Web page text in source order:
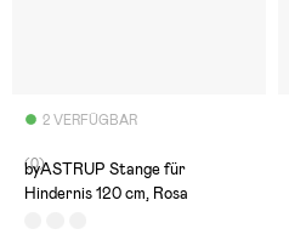
2 VERFÜGBAR
(0)
byASTRUP Stange für
Hindernis 120 cm, Rosa